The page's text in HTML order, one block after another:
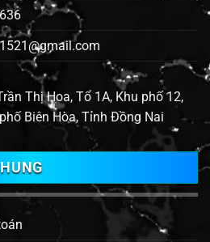
Thị Hoa, Tổ 1A, Khu phố 12,
Biên Hòa, Tỉnh Đồng Nai